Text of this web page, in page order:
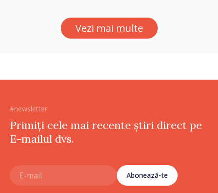
Vezi mai multe
#newsletter
Primiți cele mai recente știri direct pe
E-mailul dvs.
Abonează-te